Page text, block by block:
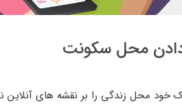
محل سکونت
خود محل زندگی را بر نقشه های آنلاین